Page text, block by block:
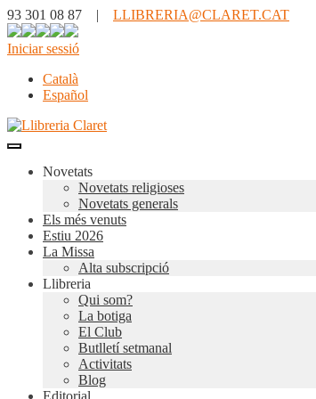
93 301 08 87 | LLIBRERIA@CLARET.CAT
Iniciar sessió
Català
Español
Novetats
Novetats religioses
Novetats generals
Els més venuts
Estiu 2026
La Missa
Alta subscripció
Llibreria
Qui som?
La botiga
El Club
Butlletí setmanal
Activitats
Blog
Editorial